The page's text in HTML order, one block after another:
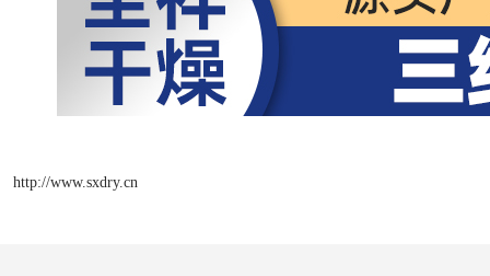
http://www.sxdry.cn